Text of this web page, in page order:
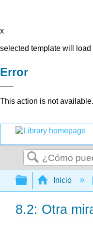
x
selected template will load
Error
This action is not available.
Buscar
Expandir/
Inicio
8.2: Otra